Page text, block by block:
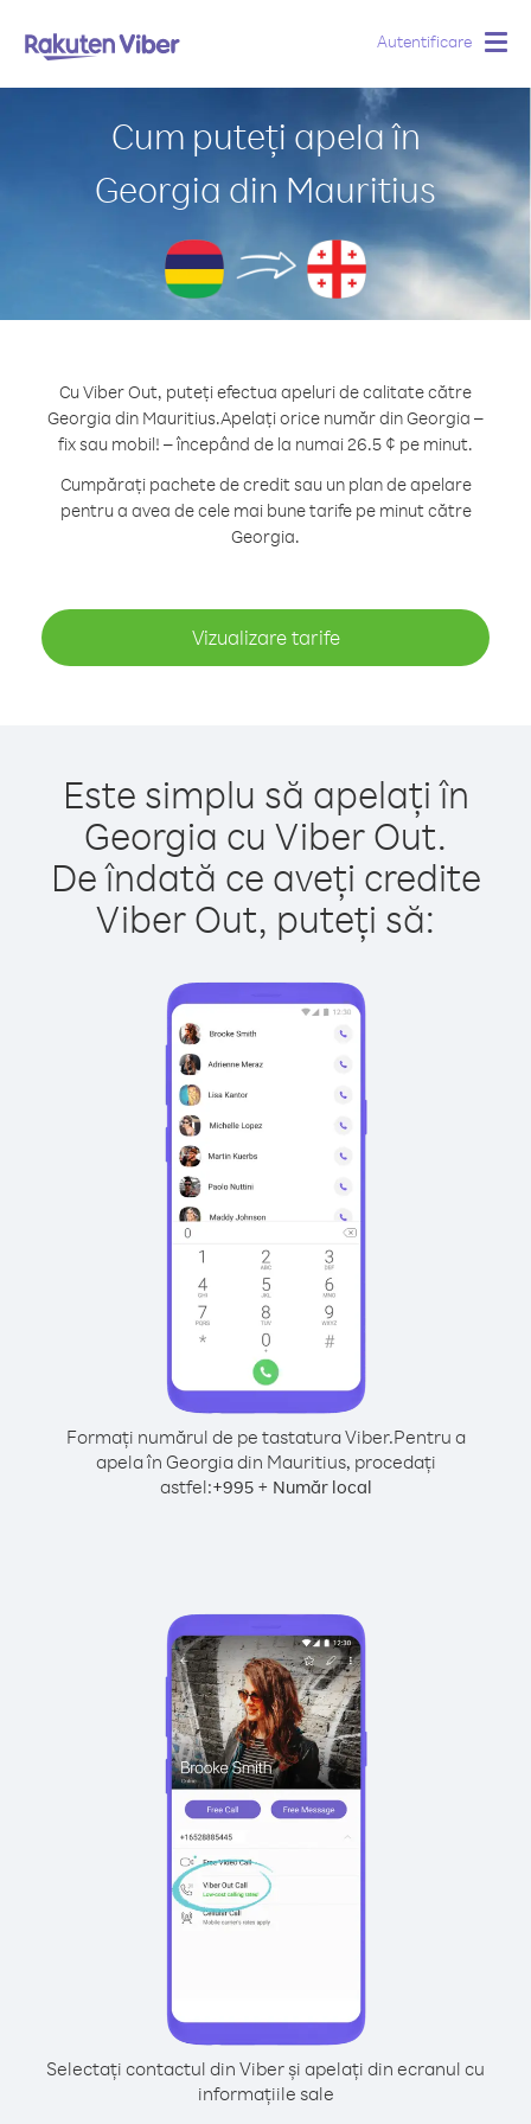
Autentificare
Cum puteți apela în
Georgia din Mauritius
Cu Viber Out, puteți efectua apeluri de calitate către
Georgia din Mauritius.Apelați orice număr din Georgia –
fix sau mobil! – începând de la numai 26.5 ¢ pe minut.
Cumpărați pachete de credit sau un plan de apelare
pentru a avea de cele mai bune tarife pe minut către
Georgia.
Vizualizare tarife
Este simplu să apelați în
Georgia cu Viber Out.
De îndată ce aveți credite
Viber Out, puteți să:
Formați numărul de pe tastatura Viber.Pentru a
apela în Georgia din Mauritius, procedați
astfel:+995+ Număr local
Selectați contactul din Viber și apelați din ecranul cu
informațiile sale